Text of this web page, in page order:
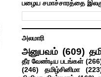
பழைய சமாச்சாரத்தை
அலமாரி
அனுபவம் (609)
தீர வேண்டிய படங்கள்
(246)
தமிழ்சினிமா